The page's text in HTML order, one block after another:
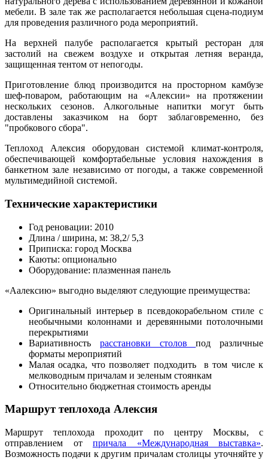
мебели. В зале так же располагается небольшая сцена-подиум
для проведения различного рода мероприятий.
На верхней палубе располагается крытый ресторан для
застолий на свежем воздухе и открытая летняя веранда,
защищенная тентом от непогоды.
Приготовление блюд производится на просторном камбузе
шеф-поваром, работающим на «Алексии» на протяжении
нескольких сезонов. Алкогольные напитки могут быть
доставлены заказчиком на борт заблаговременно, без
"пробкового сбора".
Теплоход Алексия оборудован системой климат-контроля,
обеспечивающей комфортабельные условия нахождения в
банкетном зале независимо от погоды, а также современной
мультимедийной системой.
Технические характеристики
Год реновации: 2010
Длина / ширина, м: 38,2/ 5,3
Приписка: город Москва
Каюты: опционально
Оборудование: плазменная панель
«Аалексию» выгодно выделяют следующие преимущества:
Оригинальный интерьер в псевдокорабельном стиле с
необычными колоннами и деревянными потолочными
перекрытиями
Вариативность расстановки столовпод различные
форматы мероприятий
Малая осадка, что позволяет подходить в том числе к
мелководным причалам и зеленым стоянкам
Относительно бюджетная стоимость аренды
Маршрут теплохода Алексия
Маршрут теплохода проходит по центру Москвы, с
отправлением от причала «Международная выставка».
Возможность подачи к другим причалам столицы уточняйте у